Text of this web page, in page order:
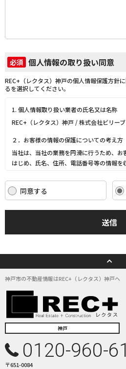
必須 個人情報の取り扱い同意
REC+（レクタス）神戸の個人情報保護方針
るを選択してください。
1. 個人情報取り扱い業者の氏名又は名称
REC+（レクタス）神戸 / 株式会社ビリーブ
２．お客様の情報の保護についての考え方
当社は、当社の業務を円滑に行うため、
はじめ、氏名、住所、電話番号等の情報
当社は、これらのお客さまの個人情報（
す。）の適正な保護を重大な責務と認識し
法令を遵守し、適切に取り扱います。また
す。
ます。また、取引先等に対しても適切にお
(3) お客さま情報の収集に際しては、利用
(4) お客さま情報の漏洩、紛失、改ざん等
講じて適切な管理を行います。
(5) 保有するお客さま情報について、お客
除、利用停止の依頼を所定の窓口でお受け
具体的には、以下の内容に従ってお客さま
３．お客様の情報の利用目的
同意する
送信
神戸市の不動産情報はREC+（レクタス）神戸へ
神戸
0120-960-
〒651-0084